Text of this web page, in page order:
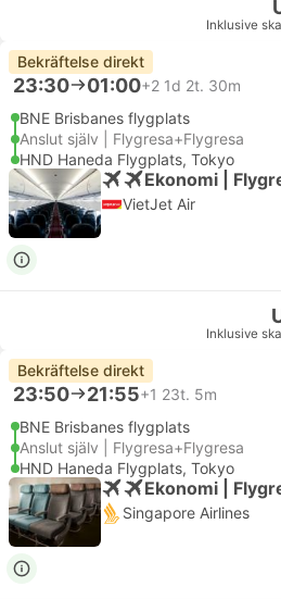
Inklusive
Bekräftelse direkt
23:30 01:00+2 1d 2t. 30m
BNE Brisbanes flygplats
Anslut själv | Flygresa+Flygresa
HND Haneda Flygplats, Tokyo
Ekonomi |
VietJet Air
Inklusive
Bekräftelse direkt
23:50 21:55+1 23t. 5m
BNE Brisbanes flygplats
Anslut själv | Flygresa+Flygresa
HND Haneda Flygplats, Tokyo
Ekonomi |
Singapore Airlines